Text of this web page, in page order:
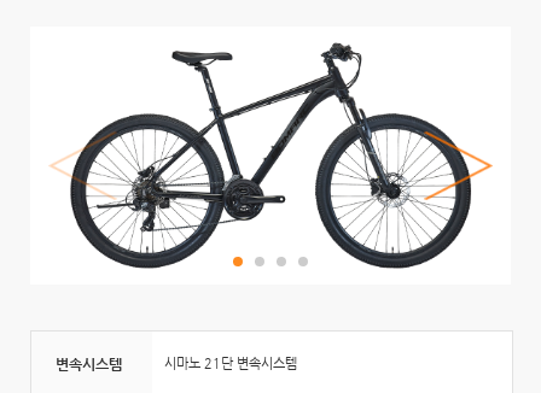
변속시스템 시마노 21단 변속시스템